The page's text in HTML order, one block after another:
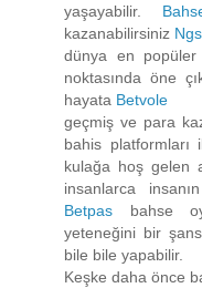
yaşayabilir.
kazanabilirsiniz
dünya en
noktasında öne
hayata Betvole
geçmiş ve para
bahis
kulağa hoş gelen
insanlarca
Betpas bahse
yeteneğini bir
bile bile yapabilir.
Keşke daha önce